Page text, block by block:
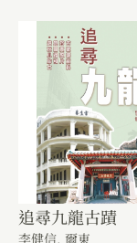
追尋九龍古蹟
李健信, 爾東